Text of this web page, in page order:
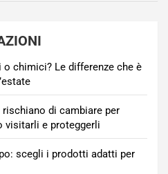
chimici? Le differenze che è
di cambiare per
visitarli e proteggerli
scegli i prodotti adatti per